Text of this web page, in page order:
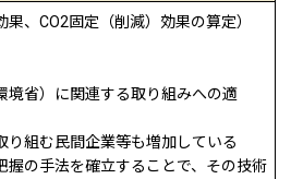
果、CO2固定（削減）効果の算定）
境省）に関連する取り組みへの適
り組む民間企業等も増加している
握の手法を確立することで、その技術